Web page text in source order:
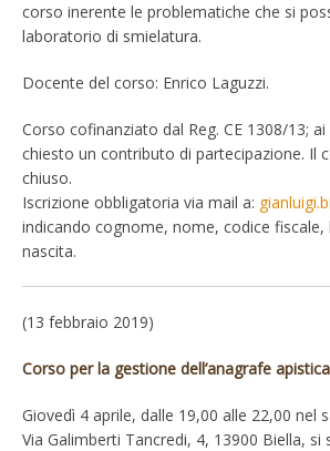
corso inerente le problematiche che si
laboratorio di smielatura.
Docente del corso: Enrico Laguzzi.
Corso cofinanziato dal Reg. CE 1308/13;
chiesto un contributo di partecipazione. Il
chiuso.
Iscrizione obbligatoria via mail a:
indicando cognome, nome, codice fiscale,
nascita.
(13 febbraio 2019)
Corso per la gestione dell’anagrafe apistica
Giovedì 4 aprile, dalle 19,00 alle 22,00 nel
Via Galimberti Tancredi, 4, 13900 Biella, si